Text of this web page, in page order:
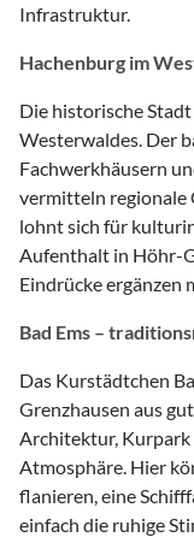
Infrastruktur.
Hachenburg im
Die historische
Westerwaldes. Der
Fachwerkhäusern
vermitteln regionale
lohnt sich für
Aufenthalt in Höhr-
Eindrücke ergänzen
Bad Ems –
Das Kurstädtchen
Grenzhausen aus
Architektur, Kurpark
Atmosphäre. Hier
flanieren, eine
einfach die ruhige